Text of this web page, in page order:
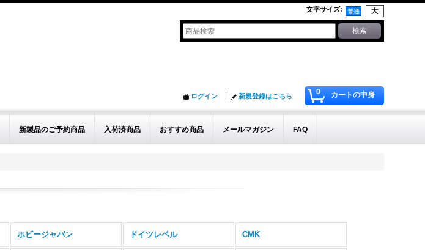
文字サイズ:
0 カートの中身
ログイン 新規登録はこちら
新製品のご予約商品 入荷済商品 おすすめ商品 メールマガジン FAQ
ホビージャパン ドイツレベル CMK